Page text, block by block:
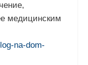
медицинским
na-dom-